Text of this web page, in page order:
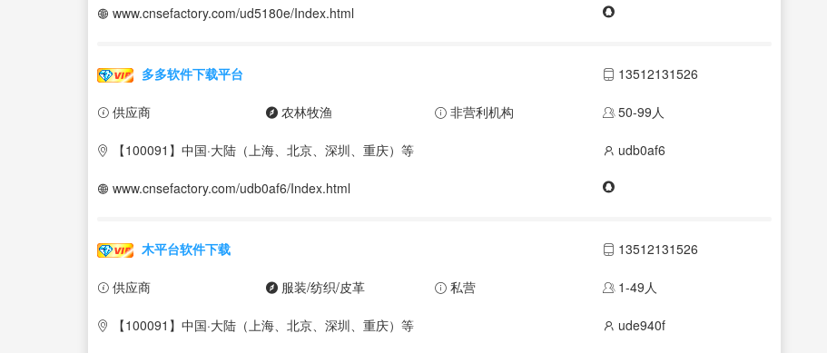
www.cnsefactory.com/ud5180e/Index.html
多多软件下载平台 13512131526
供应商 农林牧渔 非营利机构 50-99人
【100091】中国·大陆（上海、北京、深圳、重庆）等 udb0af6
www.cnsefactory.com/udb0af6/Index.html
木平台软件下载 13512131526
供应商 服装/纺织/皮革 私营 1-49人
【100091】中国·大陆（上海、北京、深圳、重庆）等 ude940f